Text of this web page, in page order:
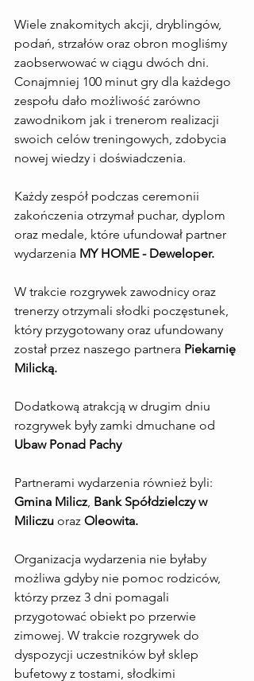
Wiele znakomitych akcji, dryblingów,
podań, strzałów oraz obron mogliśmy
zaobserwować w ciągu dwóch dni.
Conajmniej 100 minut gry dla każdego
zespołu dało możliwość zarówno
zawodnikom jak i trenerom realizacji
swoich celów treningowych, zdobycia
nowej wiedzy i doświadczenia.
Każdy zespół podczas ceremonii
zakończenia otrzymał puchar, dyplom
oraz medale, które ufundował partner
wydarzenia MY HOME - Deweloper.
W trakcie rozgrywek zawodnicy oraz
trenerzy otrzymali słodki poczęstunek,
który przygotowany oraz ufundowany
został przez naszego partnera Piekarnię
Milicką.
Dodatkową atrakcją w drugim dniu
rozgrywek były zamki dmuchane od
Ubaw Ponad Pachy
Partnerami wydarzenia również byli:
Gmina Milicz, Bank Spółdzielczy w
Miliczu oraz Oleowita.
Organizacja wydarzenia nie byłaby
możliwa gdyby nie pomoc rodziców,
którzy przez 3 dni pomagali
przygotować obiekt po przerwie
zimowej. W trakcie rozgrywek do
dyspozycji uczestników był sklep
bufetowy z tostami, słodkimi